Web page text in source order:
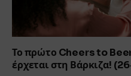
Το πρώτο Cheers to
έρχεται στη Βάρκιζα!